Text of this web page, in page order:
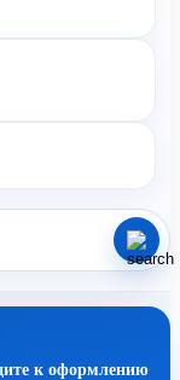
к оформлению